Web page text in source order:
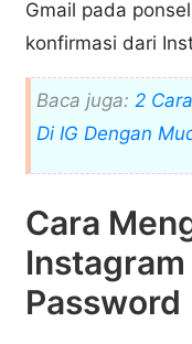
Gmail pada
konfirmasi dari
Baca juga: 2
Di IG Dengan
Cara
Instagram
Password